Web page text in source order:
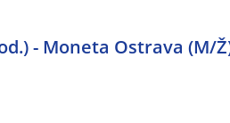
- Moneta Ostrava (M/